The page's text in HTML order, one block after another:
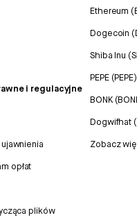
i regulacyjne
opłat
plików
Ethereum
Dogecoin
Shiba Inu
PEPE (PEPE)
BONK
Dogwifhat
Zobacz